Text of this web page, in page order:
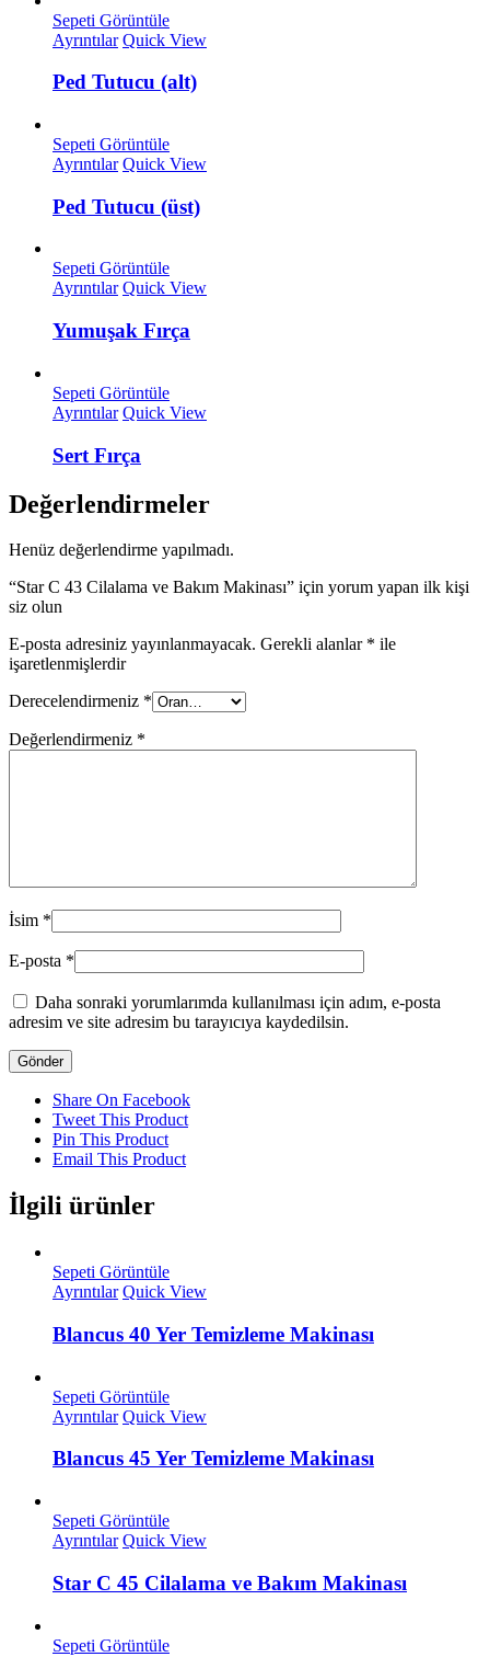
Sepeti Görüntüle
Ayrıntılar Quick View
Ped Tutucu (alt)
Sepeti Görüntüle
Ayrıntılar Quick View
Ped Tutucu (üst)
Sepeti Görüntüle
Ayrıntılar Quick View
Yumuşak Fırça
Sepeti Görüntüle
Ayrıntılar Quick View
Sert Fırça
Değerlendirmeler
Henüz değerlendirme yapılmadı.
“Star C 43 Cilalama ve Bakım Makinası” için yorum yapan ilk kişi
siz olun
E-posta adresiniz yayınlanmayacak. Gerekli alanlar * ile
işaretlenmişlerdir
Derecelendirmeniz *
Değerlendirmeniz *
İsim *
E-posta *
Daha sonraki yorumlarımda kullanılması için adım, e-posta
adresim ve site adresim bu tarayıcıya kaydedilsin.
Share On Facebook
Tweet This Product
Pin This Product
Email This Product
İlgili ürünler
Sepeti Görüntüle
Ayrıntılar Quick View
Blancus 40 Yer Temizleme Makinası
Sepeti Görüntüle
Ayrıntılar Quick View
Blancus 45 Yer Temizleme Makinası
Sepeti Görüntüle
Ayrıntılar Quick View
Star C 45 Cilalama ve Bakım Makinası
Sepeti Görüntüle